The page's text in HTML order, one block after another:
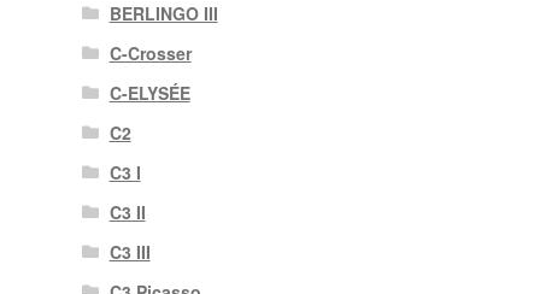
BERLINGO III
C-Crosser
C-ELYSÉE
C2
C3 I
C3 II
C3 III